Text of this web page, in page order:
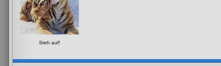
Steh auf!